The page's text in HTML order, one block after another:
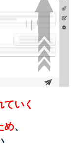
いく
め、